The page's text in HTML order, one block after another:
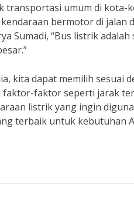
transportasi umum di kota-
bermotor di jalan
Sumadi, “Bus listrik adalah
kita dapat memilih sesuai
faktor seperti jarak
listrik yang ingin
terbaik untuk kebutuhan